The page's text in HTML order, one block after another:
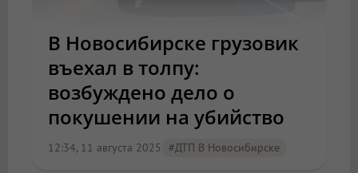
В Новосибирске грузовик
въехал в толпу:
возбуждено дело о
покушении на убийство
12:34, 11 августа 2025 #ДТП В Новосибирске